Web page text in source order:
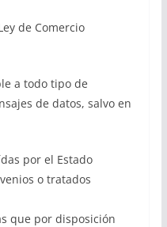
de Comercio
a todo tipo de
de datos, salvo en
por el Estado
o tratados
que por disposición